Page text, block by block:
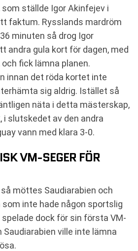
ställde Igor Akinfejev i
faktum. Rysslands mardröm
minuten så drog Igor
andra gula kort för dagen, med
fick lämna planen.
innan det röda kortet inte
sig aldrig. Istället så
näta i detta mästerskap,
slutskedet av den andra
vann med klara 3-0.
VM-SEGER FÖR
möttes Saudiarabien och
inte hade någon sportslig
dock för sin första VM-
Saudiarabien ville inte lämna